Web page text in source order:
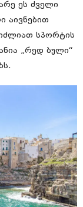
ეს ძველი
აივნებით
სპორტის
„რედ ბული“